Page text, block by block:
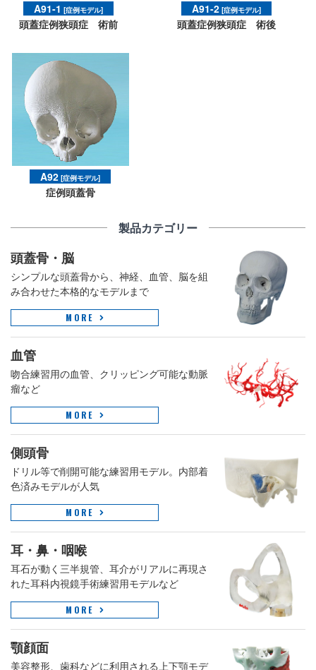
A91-1 [症例モデル]
頭蓋症例狭頭症 術前
A91-2 [症例モデル]
頭蓋症例狭頭症 術後
A92 [症例モデル]
症例頭蓋骨
製品カテゴリー
頭蓋骨・脳
シンプルな頭蓋骨から、神経、血管、脳を組
み合わせた本格的なモデルまで
MORE
血管
吻合練習用の血管、クリッピング可能な動脈
瘤など
MORE
側頭骨
ドリル等で削開可能な練習用モデル。内部着
色済みモデルが人気
MORE
耳・鼻・咽喉
耳石が動く三半規管、耳介がリアルに再現さ
れた耳科内視鏡手術練習用モデルなど
MORE
顎顔面
美容整形、歯科などに利用される上下顎モデ